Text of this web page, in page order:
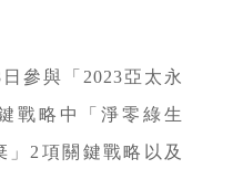
參與「2023亞太永
戰略中「淨零綠生
2項關鍵戰略以及